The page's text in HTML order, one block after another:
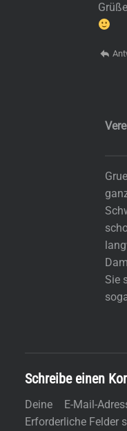
Sie
Schreibe einen
Deine E-Mail-
Erforderliche Felder